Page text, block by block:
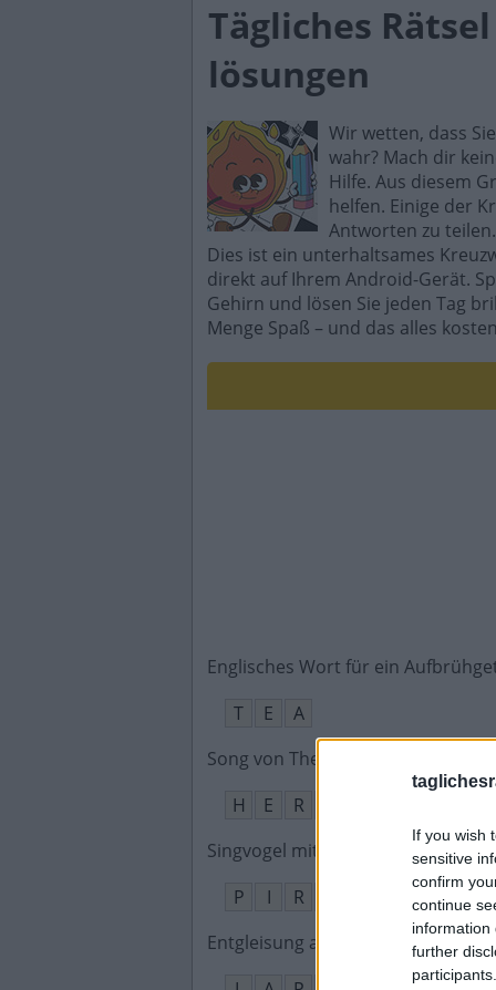
If you wish
sensitive
confirm
continue
information
further
Tägliches
lösungen
Wir wetten, dass
wahr? Mach dir
Hilfe. Aus diesem
helfen. Einige der
Antworten zu teilen.
Dies ist ein unterhaltsames
direkt auf Ihrem Android-Gerät.
Gehirn und lösen Sie jeden Tag
Menge Spaß – und das alles
Englisches Wort für ein
T
E
A
Song von The Beatles, __ Comes
H
E R
Singvogel mit knallgelben
P
I R
Entgleisung als Versehen, nur